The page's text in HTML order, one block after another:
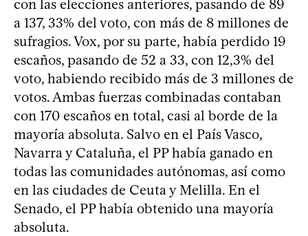
con las elecciones anteriores, pasando de 89
a 137, 33% del voto, con más de 8 millones de
sufragios. Vox, por su parte, había perdido 19
escaños, pasando de 52 a 33, con 12,3% del
voto, habiendo recibido más de 3 millones de
votos. Ambas fuerzas combinadas contaban
con 170 escaños en total, casi al borde de la
mayoría absoluta. Salvo en el País Vasco,
Navarra y Cataluña, el PP había ganado en
todas las comunidades autónomas, así como
en las ciudades de Ceuta y Melilla. En el
Senado, el PP había obtenido una mayoría
absoluta.